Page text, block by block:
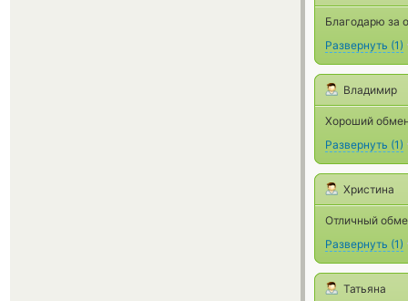
Благодарю за
Развернуть (1)
Владимир
Хороший
Развернуть (1)
Христина
Отличный
Развернуть (1)
Татьяна